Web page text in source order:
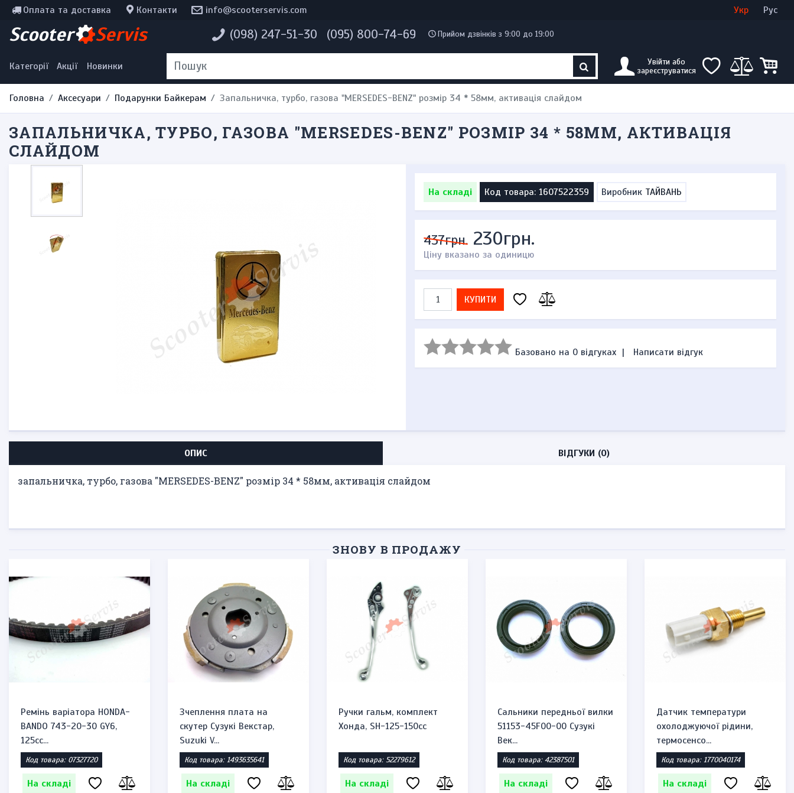
Оплата та доставка Контакти info@scooterservis.com Укр Рус
Scooter Servis (098) 247-51-30 (095) 800-74-69 Прийом дзвінків з 9:00 до 19:00
Категорії Акції Новинки
Увійти або
зареєструватися
Інструменти, мотохімія
Наклейки
Одяг та екіпірування
Головна Аксесуари Подарунки Байкерам Запальничка, турбо, газова "MERSEDES-BENZ" розмір 34 * 58мм, активація слайдом
ЗАПАЛЬНИЧКА, ТУРБО, ГАЗОВА "MERSEDES-BENZ" РОЗМІР 34 * 58ММ, АКТИВАЦІЯ
СЛАЙДОМ
На складі Код товара: 1607522359 Виробник ТАЙВАНЬ
437грн. 230грн.
Ціну вказано за одиницю
КУПИТИ
Базовано на 0 відгуках | Написати відгук
ОПИС ВІДГУКИ (0)
запальничка, турбо, газова "MERSEDES-BENZ" розмір 34 * 58мм, активація слайдом
ЗНОВУ В ПРОДАЖУ
Ремінь варіатора HONDA-
BANDO 743-20-30 GY6,
125cc...
Код товара: 07327720
На складі
Зчеплення плата на
скутер Сузукі Векстар,
Suzuki V...
Код товара: 1493635641
На складі
Ручки гальм, комплект
Хонда, SH-125-150cc
Код товара: 52279612
На складі
Сальники передньої вилки
51153-45F00-00 Сузукі
Век...
Код товара: 42387501
На складі
Датчик температури
охолоджуючої рідини,
термосенсо...
Код товара: 1770040174
На складі